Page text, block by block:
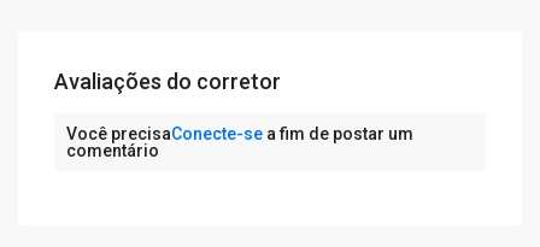
Avaliações do corretor
Você precisaConecte-se a fim de postar um
comentário